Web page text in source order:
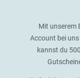
Mit unserem
Account bei
kannst du